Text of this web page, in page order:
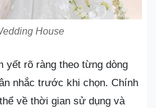
House
yết rõ ràng theo từng dòng
nhắc trước khi chọn. Chính
về thời gian sử dụng và